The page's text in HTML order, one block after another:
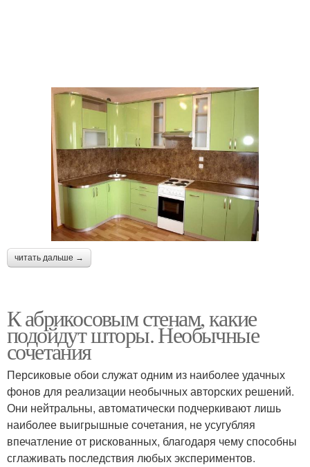
читать дальше →
К абрикосовым стенам, какие
подойдут шторы. Необычные
сочетания
Персиковые обои служат одним из наиболее удачных
фонов для реализации необычных авторских решений.
Они нейтральны, автоматически подчеркивают лишь
наиболее выигрышные сочетания, не усугубляя
впечатление от рискованных, благодаря чему способны
сглаживать последствия любых экспериментов.